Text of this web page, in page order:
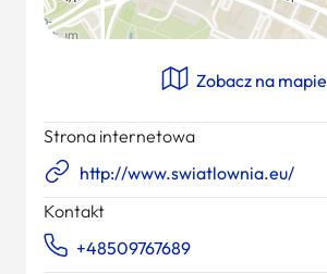
Zobacz na mapie
Strona internetowa
http://www.swiatlownia.eu/
Kontakt
+48509767689